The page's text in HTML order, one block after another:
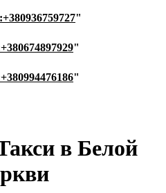
"
"
"
в Белой